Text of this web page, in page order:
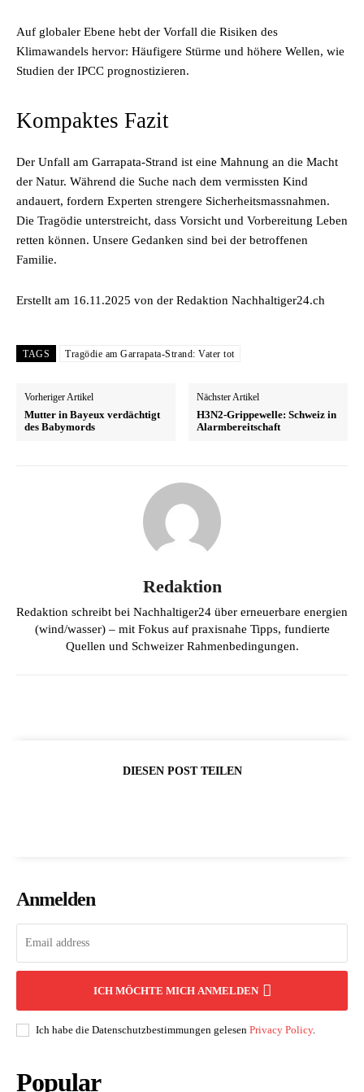
Auf globaler Ebene hebt der Vorfall die Risiken des
Klimawandels hervor: Häufigere Stürme und höhere Wellen, wie
Studien der IPCC prognostizieren.
Kompaktes Fazit
Der Unfall am Garrapata-Strand ist eine Mahnung an die Macht
der Natur. Während die Suche nach dem vermissten Kind
andauert, fordern Experten strengere Sicherheitsmassnahmen.
Die Tragödie unterstreicht, dass Vorsicht und Vorbereitung Leben
retten können. Unsere Gedanken sind bei der betroffenen
Familie.
Erstellt am 16.11.2025 von der Redaktion Nachhaltiger24.ch
TAGS Tragödie am Garrapata-Strand: Vater tot
Vorheriger Artikel
Mutter in Bayeux verdächtigt
des Babymords
Nächster Artikel
H3N2-Grippewelle: Schweiz in
Alarmbereitschaft
Redaktion
Redaktion schreibt bei Nachhaltiger24 über erneuerbare energien
(wind/wasser) – mit Fokus auf praxisnahe Tipps, fundierte
Quellen und Schweizer Rahmenbedingungen.
DIESEN POST TEILEN
Anmelden
ICH MÖCHTE MICH ANMELDEN
Ich habe die Datenschutzbestimmungen gelesen Privacy Policy.
Popular